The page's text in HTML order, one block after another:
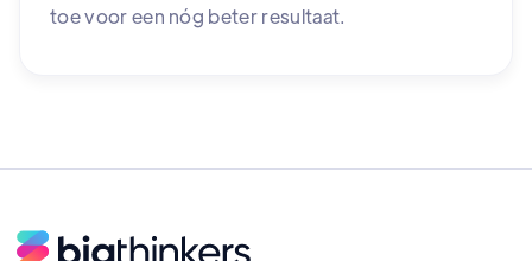
toe voor een nóg beter resultaat.